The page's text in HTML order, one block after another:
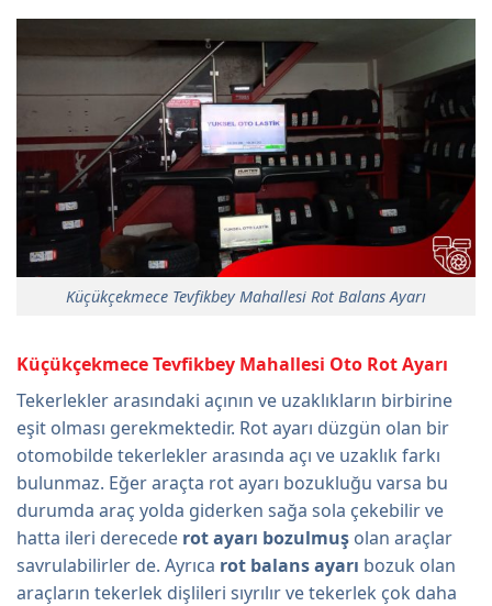
Küçükçekmece Tevfikbey Mahallesi Rot Balans Ayarı
Küçükçekmece Tevfikbey Mahallesi Oto Rot Ayarı
Tekerlekler arasındaki açının ve uzaklıkların birbirine
eşit olması gerekmektedir. Rot ayarı düzgün olan bir
otomobilde tekerlekler arasında açı ve uzaklık farkı
bulunmaz. Eğer araçta rot ayarı bozukluğu varsa bu
durumda araç yolda giderken sağa sola çekebilir ve
hatta ileri derecede rot ayarı bozulmuş olan araçlar
savrulabilirler de. Ayrıca rot balans ayarı bozuk olan
araçların tekerlek dişlileri sıyrılır ve tekerlek çok daha